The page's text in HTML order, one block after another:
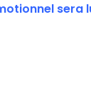
sera